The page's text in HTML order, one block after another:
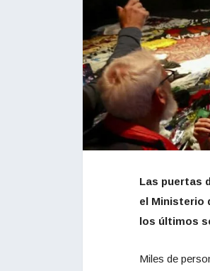
Las puertas
el Ministerio
los últimos
Miles de